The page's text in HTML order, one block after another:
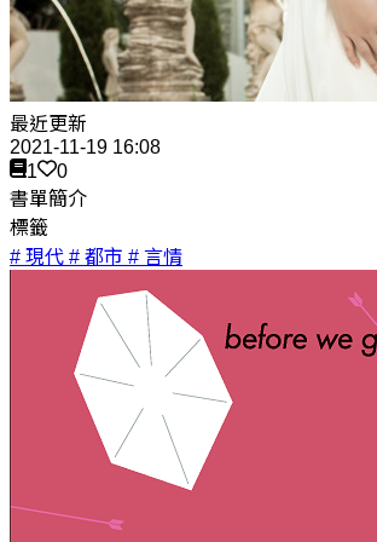
最近更新
2021-11-19 16:08
1
0
書單簡介
標籤
# 現代 # 都市 # 言情